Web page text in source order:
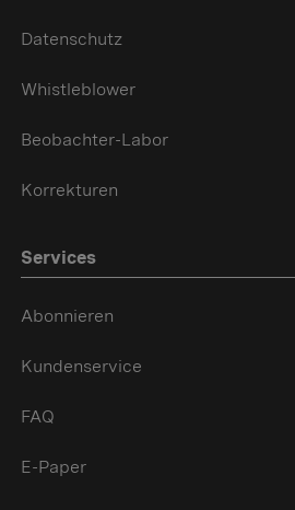
Datenschutz
Whistleblower
Beobachter-Labor
Korrekturen
Services
Abonnieren
Kundenservice
FAQ
E-Paper